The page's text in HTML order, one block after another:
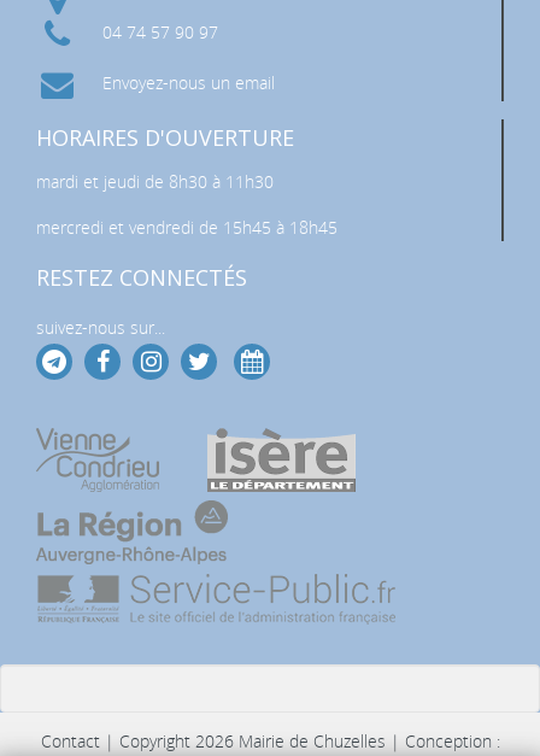
04 74 57 90 97
Envoyez-nous un email
HORAIRES D'OUVERTURE
mardi et jeudi de 8h30 à 11h30
mercredi et vendredi de 15h45 à 18h45
RESTEZ CONNECTÉS
suivez-nous sur...
Contact| Copyright 2026 Mairie de Chuzelles | Conception :